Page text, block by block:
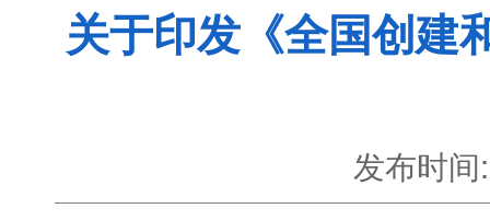
关于印发《全国创建
发布时间: